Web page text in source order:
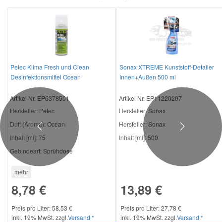
Petec Klima Fresh und Clean
Desinfektionsmittel Ocean
Artikel Nr. EP6378501
Hersteller: Petec
Duft (Aroma): Ocean
Inhalt [ml]: 75
Gebindeart: Sprühdose
mehr
8,78 €
Preis pro Liter: 58,53 €
inkl. 19% MwSt. zzgl.Versand *
Sonax XTREME Kunststoff-Detailer
Innen+Außen 500 ml
Artikel Nr. EP11220207
Hersteller: Sonax
Hersteller: Sonax
Inhalt [ml]: 500
13,89 €
Preis pro Liter: 27,78 €
inkl. 19% MwSt. zzgl.Versand *
Previous Next